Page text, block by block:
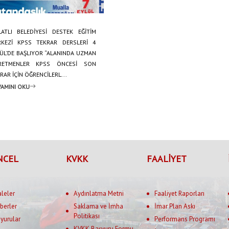
BELEDİYESİ DESTEK EĞİTİM
KPSS TEKRAR DERSLERİ 4
BAŞLIYOR “ALANINDA UZMAN
KPSS ÖNCESİ SON
İÇİN ÖĞRENCİLERL...
OKU
KVKK
Aydınlatma Metni
Saklama ve İmha
Politikası
FAALİYET
Faaliyet Raporları
İmar Plan Askı
Performans Programı